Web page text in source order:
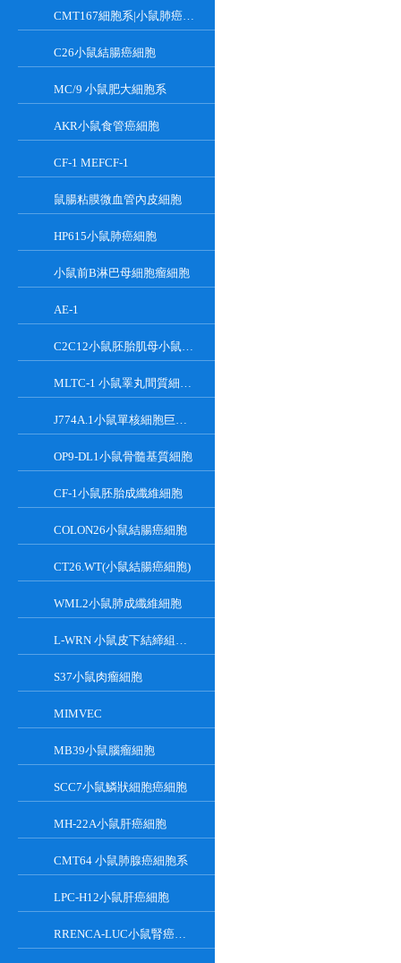
CMT167細胞系|小鼠肺癌細胞
C26小鼠結腸癌細胞
MC/9 小鼠肥大細胞系
AKR小鼠食管癌細胞
CF-1 MEFCF-1
鼠腸粘膜微血管內皮細胞
HP615小鼠肺癌細胞
小鼠前B淋巴母細胞瘤細胞
AE-1
C2C12小鼠胚胎肌母小鼠胚胎肌母細胞
MLTC-1 小鼠睪丸間質細胞瘤細胞系
J774A.1小鼠單核細胞巨噬細胞
OP9-DL1小鼠骨髓基質細胞
CF-1小鼠胚胎成纖維細胞
COLON26小鼠結腸癌細胞
CT26.WT(小鼠結腸癌細胞)
WML2小鼠肺成纖維細胞
L-WRN 小鼠皮下結締組織細胞系
S37小鼠肉瘤細胞
MIMVEC
MB39小鼠腦瘤細胞
SCC7小鼠鱗狀細胞癌細胞
MH-22A小鼠肝癌細胞
CMT64 小鼠肺腺癌細胞系
LPC-H12小鼠肝癌細胞
RRENCA-LUC小鼠腎癌細胞LUC轉染株